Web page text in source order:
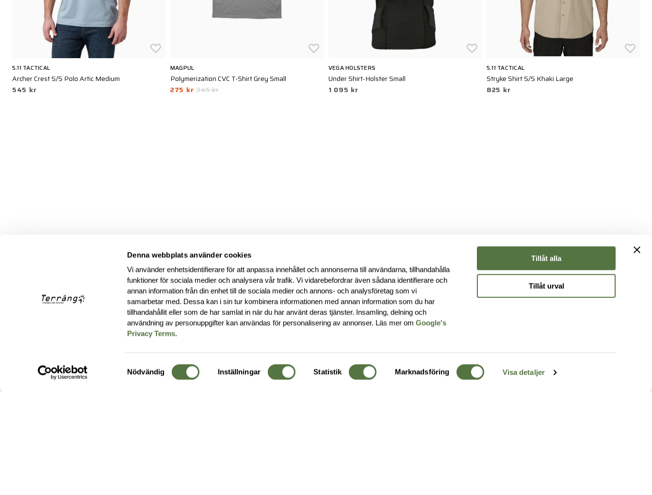
Denna webbplats använder cookies
Vi använder enhetsidentifierare för att anpassa innehållet och annonserna till användarna, tillhandahålla
funktioner för sociala medier och analysera vår trafik. Vi vidarebefordrar även sådana identifierare och
annan information från din enhet till de sociala medier och annons- och analysföretag som vi
samarbetar med. Dessa kan i sin tur kombinera informationen med annan information som du har
tillhandahållit eller som de har samlat in när du har använt deras tjänster. Insamling, delning och
användning av personuppgifter kan användas för personalisering av annonser. Läs mer omGoogle's
Privacy Terms.
Samtyckesval
Nödvändig Inställningar Statistik Marknadsföring Visa detaljer
Tillåt alla
Tillåt urval
5.11 TACTICAL
Archer Crest S/S Polo Artic Medium
545 kr
MAGPUL
Polymerization CVC T-Shirt Grey Small
275 kr 345 kr
VEGA HOLSTERS
Under Shirt-Holster Small
1 095 kr
5.11 TACTICAL
Stryke Shirt S/S Khaki Large
825 kr